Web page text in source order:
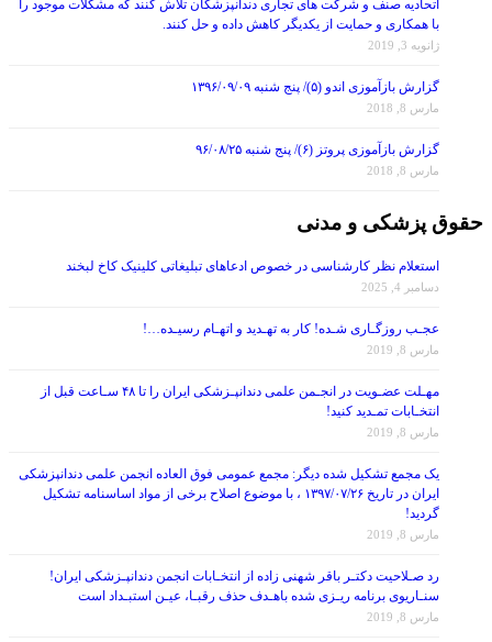
اتحادیه صنف و شرکت های تجاری دندانپزشکان تلاش کنند که مشکلات موجود را
با همکاری و حمایت از یکدیگر کاهش داده و حل کنند.
ژانویه 3, 2019
گزارش بازآموزی اندو (۵)/ پنج شنبه ۱۳۹۶/۰۹/۰۹
مارس 8, 2018
گزارش بازآموزی پروتز (۶)/ پنج شنبه ۹۶/۰۸/۲۵
مارس 8, 2018
حقوق پزشکی و مدنی
استعلام نظر کارشناسی در خصوص ادعاهای تبلیغاتی کلینیک کاخ لبخند
دسامبر 4, 2025
عجـب روزگـاری شـده! کار به تهـدید و اتهـام رسیـده…!
مارس 8, 2019
مهـلت عضـویت در انجـمن علمی دندانپـزشکی ایران را تا ۴۸ سـاعت قبل از
انتخـابات تمـدید کنید!
مارس 8, 2019
یک مجمع تشکیل شده دیگر: مجمع عمومی فوق العاده انجمن علمی دندانپزشکی
ایران در تاریخ ۱۳۹۷/۰۷/۲۶ ، با موضوع اصلاح برخی از مواد اساسنامه تشکیل
گردید!
مارس 8, 2019
رد صـلاحیت دکتـر باقر شهنی زاده از انتخـابات انجمن دندانپـزشکی ایران!
سنـاریوی برنامه ریـزی شده باهـدف حذف رقبـا، عیـن استبـداد است
مارس 8, 2019